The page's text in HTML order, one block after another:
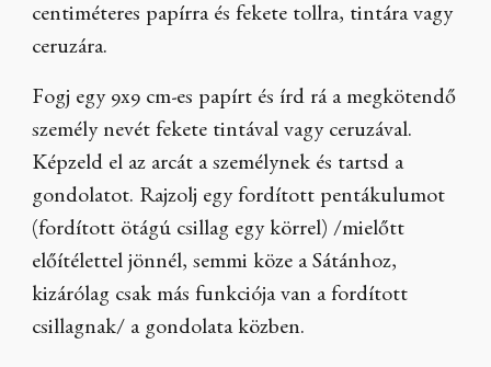
centiméteres papírra és fekete tollra, tintára vagy
ceruzára.
Fogj egy 9x9 cm-es papírt és írd rá a megkötendő
személy nevét fekete tintával vagy ceruzával.
Képzeld el az arcát a személynek és tartsd a
gondolatot. Rajzolj egy fordított pentákulumot
(fordított ötágú csillag egy körrel) /mielőtt
előítélettel jönnél, semmi köze a Sátánhoz,
kizárólag csak más funkciója van a fordított
csillagnak/ a gondolata közben.